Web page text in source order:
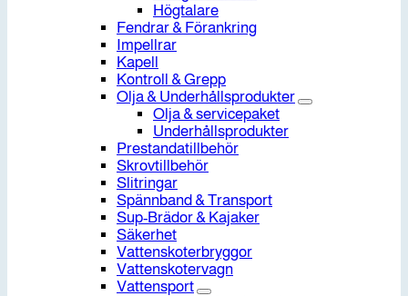
Högtalare
Fendrar & Förankring
Impellrar
Kapell
Kontroll & Grepp
Olja & Underhållsprodukter
Olja & servicepaket
Underhållsprodukter
Prestandatillbehör
Skrovtillbehör
Slitringar
Spännband & Transport
Sup-Brädor & Kajaker
Säkerhet
Vattenskoterbryggor
Vattenskotervagn
Vattensport